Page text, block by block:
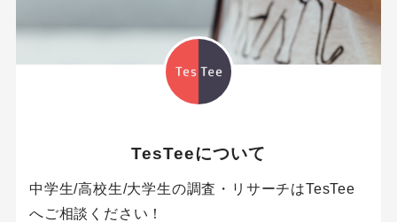
TesTeeについて
中学生/高校生/大学生の調査・リサーチはTesTee
へご相談ください！